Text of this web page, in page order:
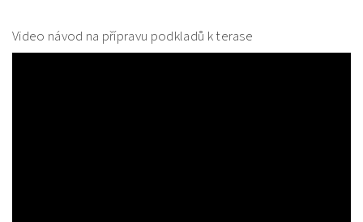
Video návod na přípravu podkladů k terase